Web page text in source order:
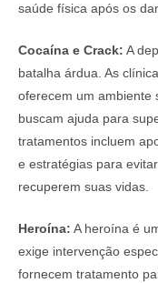
saúde física após os
Cocaína e Crack: A
batalha árdua. As
oferecem um ambiente
buscam ajuda para
tratamentos incluem
e estratégias para
recuperem suas vidas.
Heroína: A heroína é
exige intervenção
fornecem tratamento